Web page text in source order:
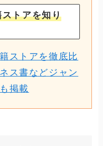
トアを知り
ストアを徹底比
ス書などジャン
掲載